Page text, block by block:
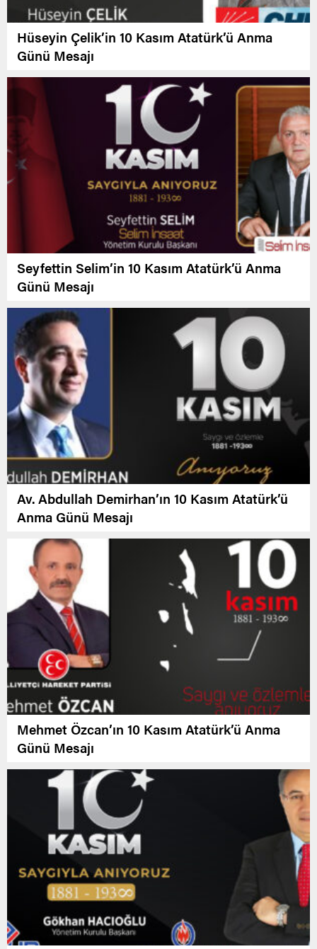
Hüseyin Çelik’in 10 Kasım Atatürk’ü Anma
Günü Mesajı
Seyfettin Selim’in 10 Kasım Atatürk’ü Anma
Günü Mesajı
Av. Abdullah Demirhan’ın 10 Kasım Atatürk’ü
Anma Günü Mesajı
Mehmet Özcan’ın 10 Kasım Atatürk’ü Anma
Günü Mesajı